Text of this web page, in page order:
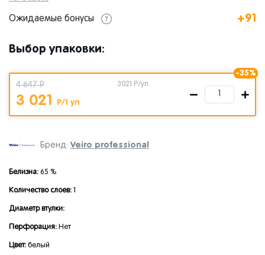
Бренд: Veiro professional
Белизна: 65 %
Количество слоев: 1
Диаметр втулки:
Перфорация: Нет
Цвет: белый
Ожидаемые бонусы +91
Выбор упаковки:
-35%
4 647 Р
3 021 Р/1 уп
3021 Р/уп